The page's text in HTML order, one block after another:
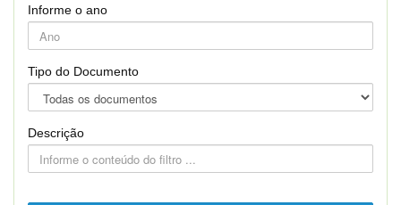
Informe o ano
Tipo do Documento
Descrição